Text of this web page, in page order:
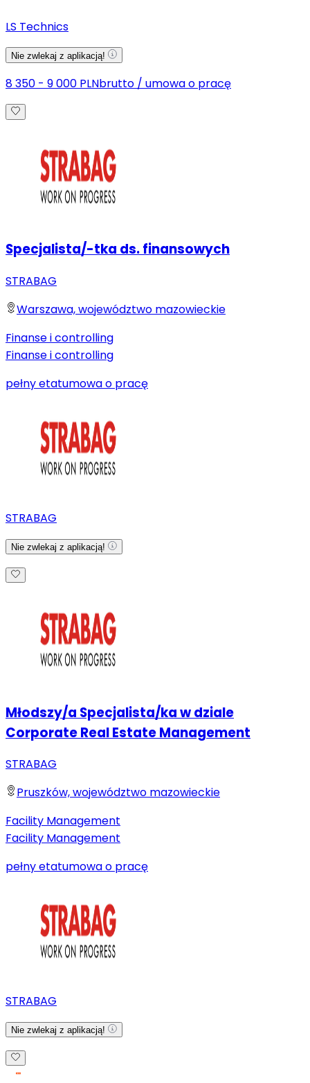
LS Technics
Nie zwlekaj z aplikacją!
8 350 - 9 000 PLNbrutto / umowa o pracę
Specjalista/-tka ds. finansowych
STRABAG
Warszawa, województwo mazowieckie
Finanse i controlling
Finanse i controlling
pełny etatumowa o pracę
STRABAG
Nie zwlekaj z aplikacją!
Młodszy/a Specjalista/ka w dziale
Corporate Real Estate Management
STRABAG
Pruszków, województwo mazowieckie
Facility Management
Facility Management
pełny etatumowa o pracę
STRABAG
Nie zwlekaj z aplikacją!